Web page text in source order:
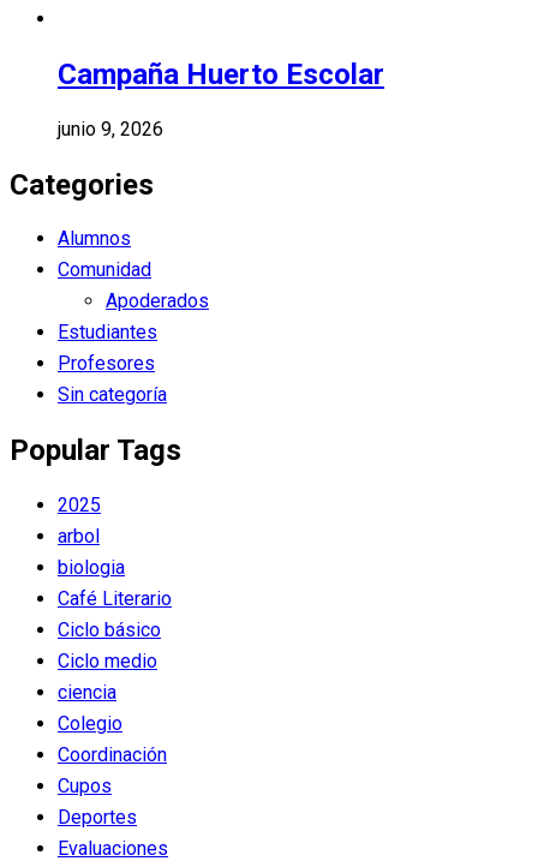
Campaña Huerto Escolar
junio 9, 2026
Categories
Alumnos
Comunidad
Apoderados
Estudiantes
Profesores
Sin categoría
Popular Tags
2025
arbol
biologia
Café Literario
Ciclo básico
Ciclo medio
ciencia
Colegio
Coordinación
Cupos
Deportes
Evaluaciones